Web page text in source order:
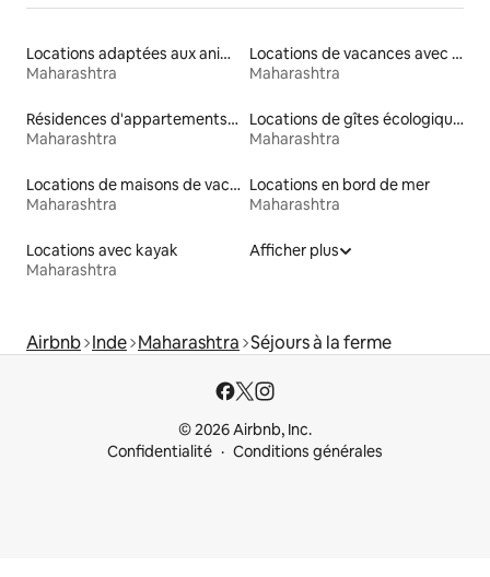
Locations adaptées aux animaux
Maharashtra
Locations de vacances avec piscine
Maharashtra
Résidences d'appartements en location
Maharashtra
Locations de gîtes écologiques
Maharashtra
Locations de maisons de vacances
Maharashtra
Locations en bord de mer
Maharashtra
Locations avec kayak
Maharashtra
Afficher plus
Airbnb Inde Maharashtra Séjours à la ferme
© 2026 Airbnb, Inc.
Confidentialité
Conditions générales